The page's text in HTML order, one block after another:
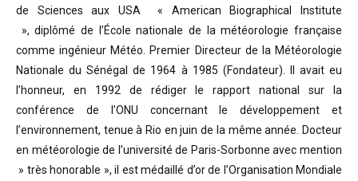
de Sciences aux USA « American Biographical Institute
», diplômé de l’École nationale de la météorologie française
comme ingénieur Météo. Premier Directeur de la Météorologie
Nationale du Sénégal de 1964 à 1985 (Fondateur). Il avait eu
l’honneur, en 1992 de rédiger le rapport national sur la
conférence de l’ONU concernant le développement et
l’environnement, tenue à Rio en juin de la même année.
Docteur
en météorologie de l’université de Paris-Sorbonne avec mention
» très honorable », il est médaillé d’or de l’Organisation Mondiale